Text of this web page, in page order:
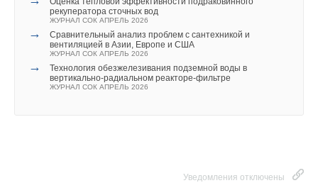
рекуператора сточных вод
ЖУРНАЛ СОК АПРЕЛЬ 2026
→
Сравнительный анализ проблем с сантехникой и
вентиляцией в Азии, Европе и США
ЖУРНАЛ СОК АПРЕЛЬ 2026
→
Технология обезжелезивания подземной воды в
вертикально-радиальном реакторе-фильтре
ЖУРНАЛ СОК АПРЕЛЬ 2026
Уведомления отключены